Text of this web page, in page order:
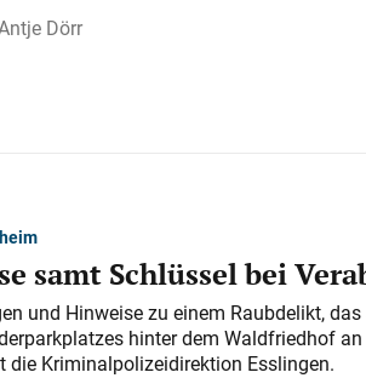
Dörr
samt Schlüssel bei
und Hinweise zu einem Raubdelikt,
hinter dem Waldfriedhof
die Kriminalpolizeidirektion Esslingen.